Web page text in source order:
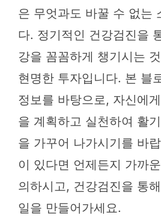
은 무엇과도 바꿀 수 없는
다. 정기적인 건강검진을
강을 꼼꼼하게 챙기시는
현명한 투자입니다. 본 블
정보를 바탕으로, 자신에
을 계획하고 실천하여 활
을 가꾸어 나가시기를 바
이 있다면 언제든지 가까
의하시고, 건강검진을 통
일을 만들어가세요.